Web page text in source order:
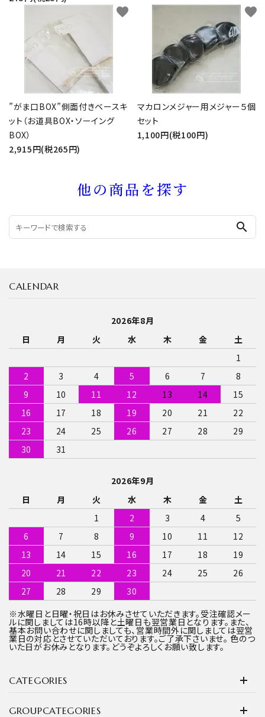
”がま口BOX”側面付きベースキ
ット（お道具BOX・ソーイング
BOX）
2,915円(税265円)
favorite
マカロンメジャー用メジャー５個
セット
1,100円(税100円)
favorite
他の商品を探す
search
CATEGORIES
GROUPCATEGORIES
CALENDAR
2026年8月
日
月 火 水 木 金
土
1
2
3 4 5 6 7
8
9
10 11 12 13 14
15
16
17 18 19 20 21
22
23
24 25 26 27 28
29
30
31
2026年9月
日
月 火 水 木 金
土
1
2 3 4
5
6
7 8 9 10 11
12
13
14 15 16 17 18
19
20
21 22 23 24 25
26
27
28 29
30
※水曜日と日曜・祝日はお休みさせていただきます。受注確認メー
ルに関しましては16時以降と土曜日も翌営業日となります。また、
基本お問い合わせに関しましても、営業時間外に関しましては翌営
業日の対応とさせていただいております。ご了承下さいませ。 色のつ
いた日がお休みとなります。どうぞよろしくお願い致します。